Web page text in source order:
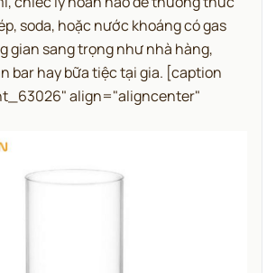
soda, hoặc nước khoáng có gas
gian sang trọng như nhà hàng,
bar hay bữa tiệc tại gia. [caption
align="aligncenter"